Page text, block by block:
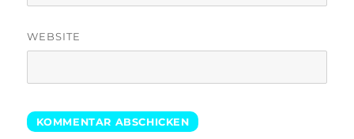
WEBSITE